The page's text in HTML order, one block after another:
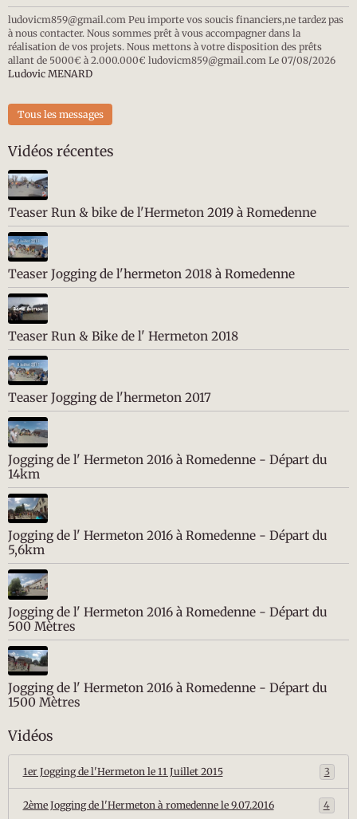
ludovicm859@gmail.com Peu importe vos soucis financiers,ne tardez pas
à nous contacter. Nous sommes prêt à vous accompagner dans la
réalisation de vos projets. Nous mettons à votre disposition des prêts
allant de 5000€ à 2.000.000€ ludovicm859@gmail.com Le 07/08/2026
Ludovic MENARD
Tous les messages
Vidéos récentes
Teaser Run & bike de l'Hermeton 2019 à Romedenne
Teaser Jogging de l'hermeton 2018 à Romedenne
Teaser Run & Bike de l' Hermeton 2018
Teaser Jogging de l'hermeton 2017
Jogging de l' Hermeton 2016 à Romedenne - Départ du
14km
Jogging de l' Hermeton 2016 à Romedenne - Départ du
5,6km
Jogging de l' Hermeton 2016 à Romedenne - Départ du
500 Mètres
Jogging de l' Hermeton 2016 à Romedenne - Départ du
1500 Mètres
Vidéos
1er Jogging de l'Hermeton le 11 Juillet 2015 3
2ème Jogging de l'Hermeton à romedenne le 9.07.2016 4